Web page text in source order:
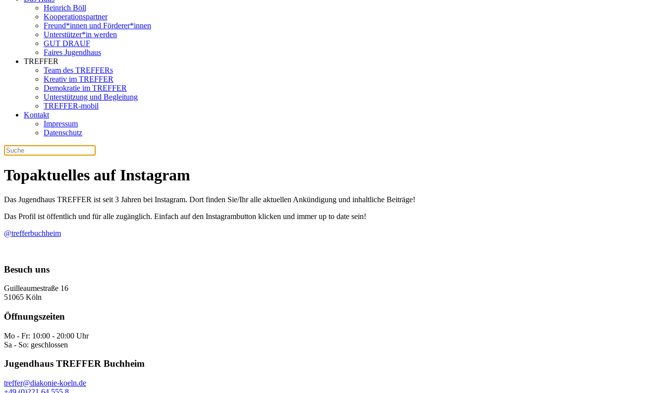
Heinrich Böll
Kooperationspartner
Freund*innen und Förderer*innen
Unterstützer*in werden
GUT DRAUF
Faires Jugendhaus
TREFFER
Team des TREFFERs
Kreativ im TREFFER
Demokratie im TREFFER
Unterstützung und Begleitung
TREFFER-mobil
Kontakt
Impressum
Datenschutz
Topaktuelles auf Instagram
Das Jugendhaus TREFFER ist seit 3 Jahren bei Instagram. Dort finden Sie/Ihr alle aktuellen Ankündigung und inhaltliche Beiträge!
Das Profil ist öffentlich und für alle zugänglich. Einfach auf den Instagrambutton klicken und immer up to date sein!
@trefferbuchheim
Besuch uns
Guilleaumestraße 16
51065 Köln
Öffnungszeiten
Mo - Fr: 10:00 - 20:00 Uhr
Sa - So: geschlossen
Jugendhaus TREFFER Buchheim
treffer@diakonie-koeln.de